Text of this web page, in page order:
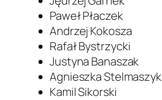
Paweł Płaczek
Andrzej Kokosza
Rafał Bystrzycki
Justyna Banaszak
Agnieszka Stelmaszyk
Kamil Sikorski